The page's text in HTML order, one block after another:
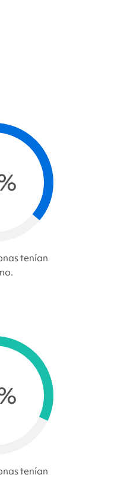
tenían
tenían